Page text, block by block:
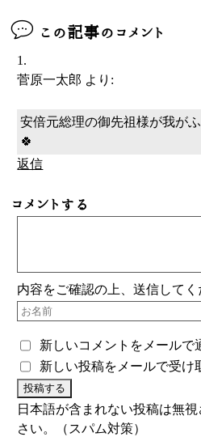
この記事のコメント
菅原一太郎 より:
安倍元総理の御先祖様が我が
🍀
返信
コメントする
内容をご確認の上、送信してく
新しいコメントをメールで
新しい投稿をメールで受け
日本語が含まれない投稿は無
さい。（スパム対策）